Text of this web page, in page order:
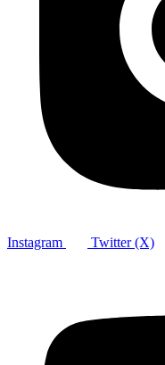
Instagram Twitter (X)